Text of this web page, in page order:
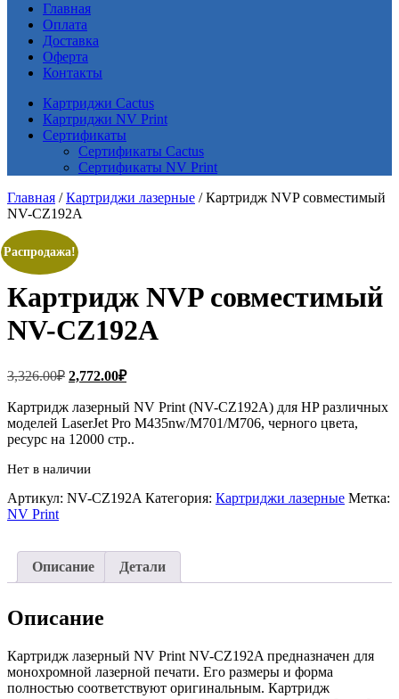
Главная
Оплата
Доставка
Оферта
Контакты
Картриджи Cactus
Картриджи NV Print
Сертификаты
Сертификаты Cactus
Сертификаты NV Print
Главная /Картриджи лазерные / Картридж NVP совместимый
NV-CZ192A
Распродажа!
Картридж NVP совместимый
NV-CZ192A
3,326.00₽ Первоначальная
составляла
3,326.00₽.
2,772.00₽Текущая
2,772.00₽.
Картридж лазерный NV Print (NV-CZ192A) для HP различных
моделей LaserJet Pro M435nw/M701/M706, черного цвета,
ресурс на 12000 стр..
Нет в наличии
Артикул: NV-CZ192A Категория: Картриджи лазерные Метка:
NV Print
Описание Детали
Описание
Картридж лазерный NV Print NV-CZ192A предназначен для
монохромной лазерной печати. Его размеры и форма
полностью соответствуют оригинальным. Картридж